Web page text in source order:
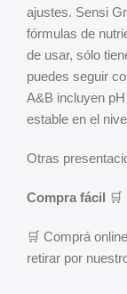
ajustes. Sensi
fórmulas de
de usar, sólo
puedes seguir
A&B incluyen
estable en el
Otras
Compra fácil 🛒
🛒 Comprá
retirar por